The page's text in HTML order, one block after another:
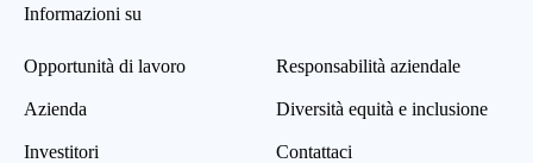
Informazioni su
Opportunità di lavoro
Azienda
Investitori
Responsabilità aziendale
Diversità equità e inclusione
Contattaci